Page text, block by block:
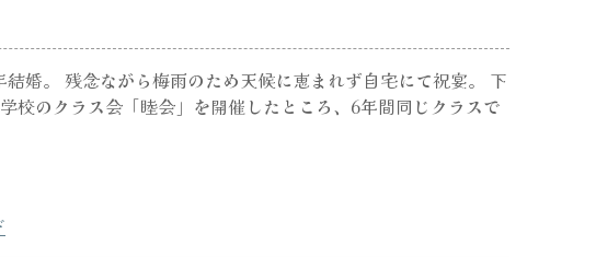
婚。 残念ながら梅雨のため天候に恵まれず自宅にて祝宴。 下
校のクラス会「睦会」を開催したところ、6年間同じクラスで